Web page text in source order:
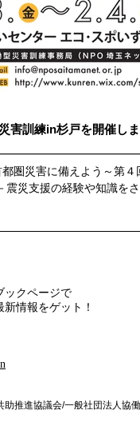
害訓練in杉戸を開催し
害に備えよう～第４回
災支援の経験や知識をさ
ックページで
新情報をゲット！
推進協議会/一般社団法人協